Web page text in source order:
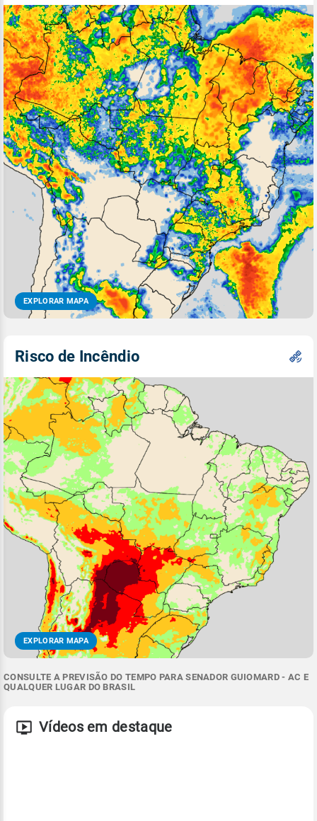
EXPLORAR MAPA
Risco de Incêndio
EXPLORAR MAPA
CONSULTE A PREVISÃO DO TEMPO PARA SENADOR GUIOMARD - AC E
QUALQUER LUGAR DO BRASIL
Vídeos em destaque